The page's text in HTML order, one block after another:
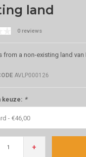
land
0 reviews
from a non-existing land van
AVLP000126
keuze: *
- €46,00
+